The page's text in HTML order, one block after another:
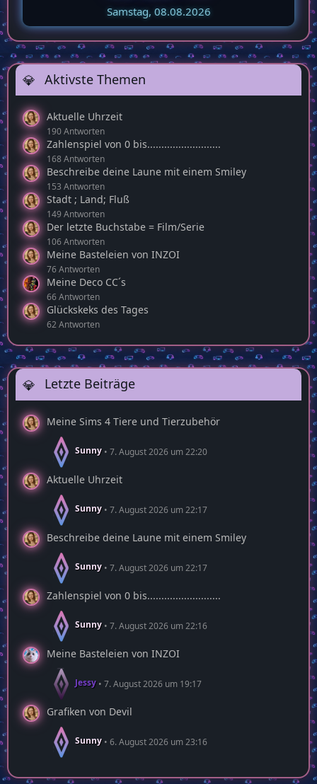
Samstag, 08.08.2026
Aktivste Themen
Aktuelle Uhrzeit
190 Antworten
Zahlenspiel von 0 bis..........................
168 Antworten
Beschreibe deine Laune mit einem Smiley
153 Antworten
Stadt ; Land; Fluß
149 Antworten
Der letzte Buchstabe = Film/Serie
106 Antworten
Meine Basteleien von INZOI
76 Antworten
Meine Deco CC´s
66 Antworten
Glückskeks des Tages
62 Antworten
Letzte Beiträge
Meine Sims 4 Tiere und Tierzubehör
Sunny 7. August 2026 um 22:20
Aktuelle Uhrzeit
Sunny 7. August 2026 um 22:17
Beschreibe deine Laune mit einem Smiley
Sunny 7. August 2026 um 22:17
Zahlenspiel von 0 bis..........................
Sunny 7. August 2026 um 22:16
Meine Basteleien von INZOI
Jessy 7. August 2026 um 19:17
Grafiken von Devil
Sunny 6. August 2026 um 23:16